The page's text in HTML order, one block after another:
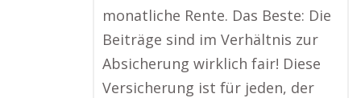
monatliche Rente. Das Beste: Die
Beiträge sind im Verhältnis zur
Absicherung wirklich fair! Diese
Versicherung ist für jeden, der